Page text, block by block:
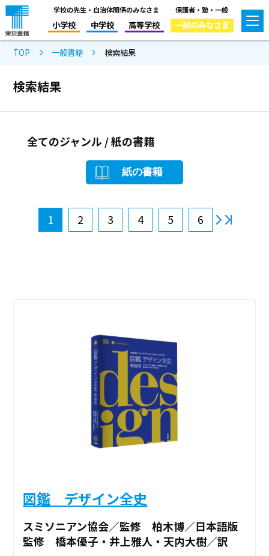
学校の先生・自治体関係のみなさま
小学校 中学校 高等学校
保護者・塾・一般
一般のみなさま
TOP 一般書籍 検索結果
検索結果
全てのジャンル / 紙の書籍
紙の書籍
1 2 3 4 5 6
図鑑 デザイン全史
スミソニアン協会／監修 柏木博／日本語版
監修 橋本優子・井上雅人・天内大樹／訳